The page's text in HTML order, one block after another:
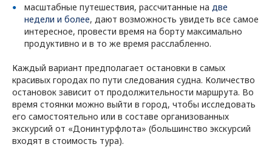
масштабные путешествия, рассчитанные на две
недели и более, дают возможность увидеть все самое
интересное, провести время на борту максимально
продуктивно и в то же время расслабленно.
Каждый вариант предполагает остановки в самых
красивых городах по пути следования судна. Количество
остановок зависит от продолжительности маршрута. Во
время стоянки можно выйти в город, чтобы исследовать
его самостоятельно или в составе организованных
экскурсий от «Донинтурфлота» (большинство экскурсий
входят в стоимость тура).